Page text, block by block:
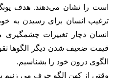
است را نشان می‌دهند.هدف
ترغیب انسان برای رسیدن به
انسان دچار تغییرات
قیمت ضعیف شدن دیگر الگوها
الگوی درون خود را بشناسیم.
وقتی از کهن الگو حرف می زنیم